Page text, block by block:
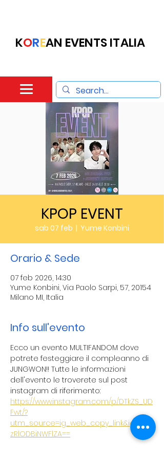
KOREAN EVENTS ITALIA
KPOP EVENT
sab 07 feb
  |
Yume Konbini
Orario & Sede
07 feb 2026, 14:30
Yume Konbini, Via Paolo Sarpi, 57, 20154
Milano MI, Italia
Info sull'evento
Ecco un evento MULTIFANDOM dove
potrete festeggiare il compleanno di
JUNGWON!! Tutte le informazioni
dell'evento le troverete sul post
instagram di riferimento:
https://www.instagram.com/p/DTkZS_UD
Fwt/?
utm_source=ig_web_copy_link&igsh=M
zRlODBiNWFlZA==